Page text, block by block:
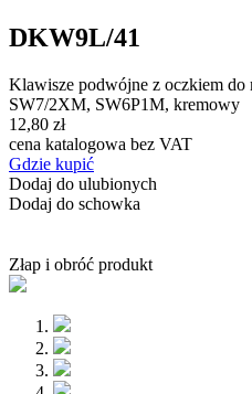
DKW9L/41
Klawisze podwójne z oczkiem
SW7/2XM, SW6P1M, kremowy
12,80 zł
cena katalogowa bez VAT
Gdzie kupić
Dodaj do ulubionych
Dodaj do schowka
Złap i obróć produkt